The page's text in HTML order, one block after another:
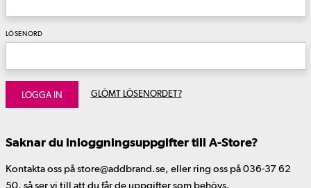
LÖSENORD
LOGGA IN GLÖMT LÖSENORDET?
Saknar du inloggningsuppgifter till A-Store?
Kontakta oss på store@addbrand.se, eller ring oss på 036-37 62
50, så ser vi till att du får de uppgifter som behövs.